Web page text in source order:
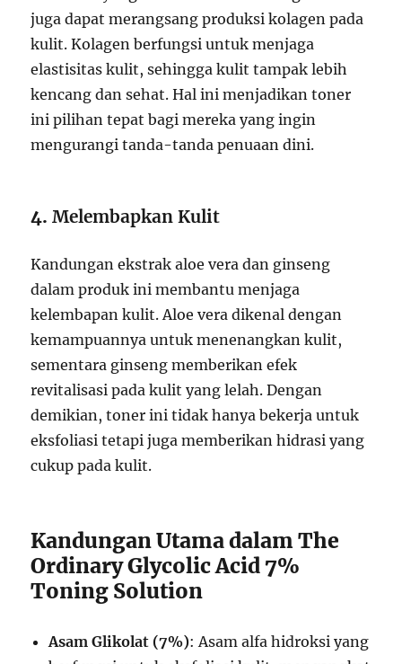
juga dapat merangsang produksi kolagen pada
kulit. Kolagen berfungsi untuk menjaga
elastisitas kulit, sehingga kulit tampak lebih
kencang dan sehat. Hal ini menjadikan toner
ini pilihan tepat bagi mereka yang ingin
mengurangi tanda-tanda penuaan dini.
4.Melembapkan Kulit
Kandungan ekstrak aloe vera dan ginseng
dalam produk ini membantu menjaga
kelembapan kulit. Aloe vera dikenal dengan
kemampuannya untuk menenangkan kulit,
sementara ginseng memberikan efek
revitalisasi pada kulit yang lelah. Dengan
demikian, toner ini tidak hanya bekerja untuk
eksfoliasi tetapi juga memberikan hidrasi yang
cukup pada kulit.
Kandungan Utama dalam The
Ordinary Glycolic Acid 7%
Toning Solution
Asam Glikolat (7%): Asam alfa hidroksi yang